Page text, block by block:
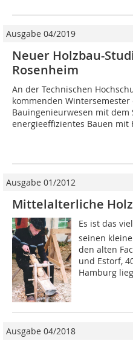
Ausgabe 04/2019
Neuer Holzbau-
Rosenheim
An der Technischen
kommenden
Bauingenieurwesen mit
energieeffizientes Bauen mit
Ausgabe 01/2012
Mittelalterliche
Es ist das
seinen
den alten
und Estorf,
Hamburg
Ausgabe 04/2018